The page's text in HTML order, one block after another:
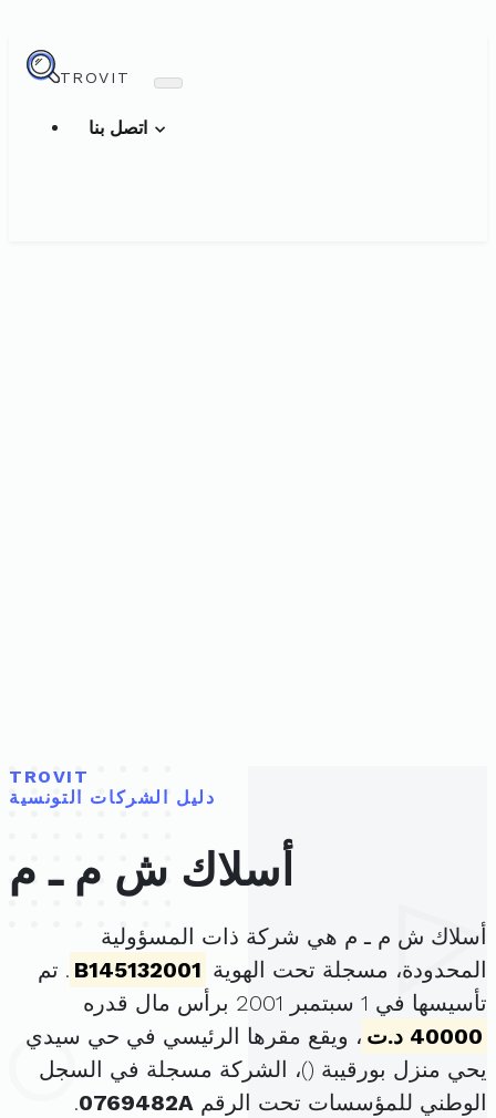
TROVIT
TROVIT
دليل الشركات التونسية
أسلاك ش م ـ م
أسلاك ش م ـ م هي شركة ذات المسؤولية
المحدودة، مسجلة تحت الهوية B145132001 . تم
تأسيسها في 1 سبتمبر 2001 برأس مال قدره
40000 د.ت
، ويقع مقرها الرئيسي في حي سيدي
يحي منزل بورقيبة ()، الشركة مسجلة في السجل
الوطني للمؤسسات تحت الرقم 0769482A
.